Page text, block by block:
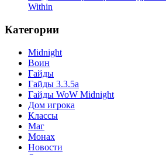
Within
Категории
Midnight
Воин
Гайды
Гайды 3.3.5a
Гайды WoW Midnight
Дом игрока
Классы
Маг
Монах
Новости